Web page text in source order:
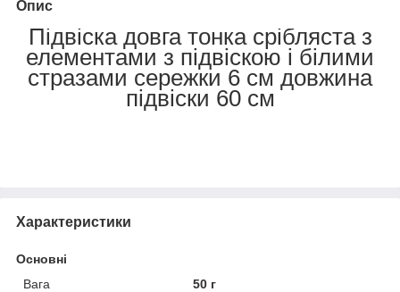
Опис
Підвіска довга тонка срібляста з
елементами з підвіскою і білими
стразами сережки 6 см довжина
підвіски 60 см
Характеристики
Основні
Вага
50 г